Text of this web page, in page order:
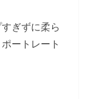
ぎずに柔ら
ートレート